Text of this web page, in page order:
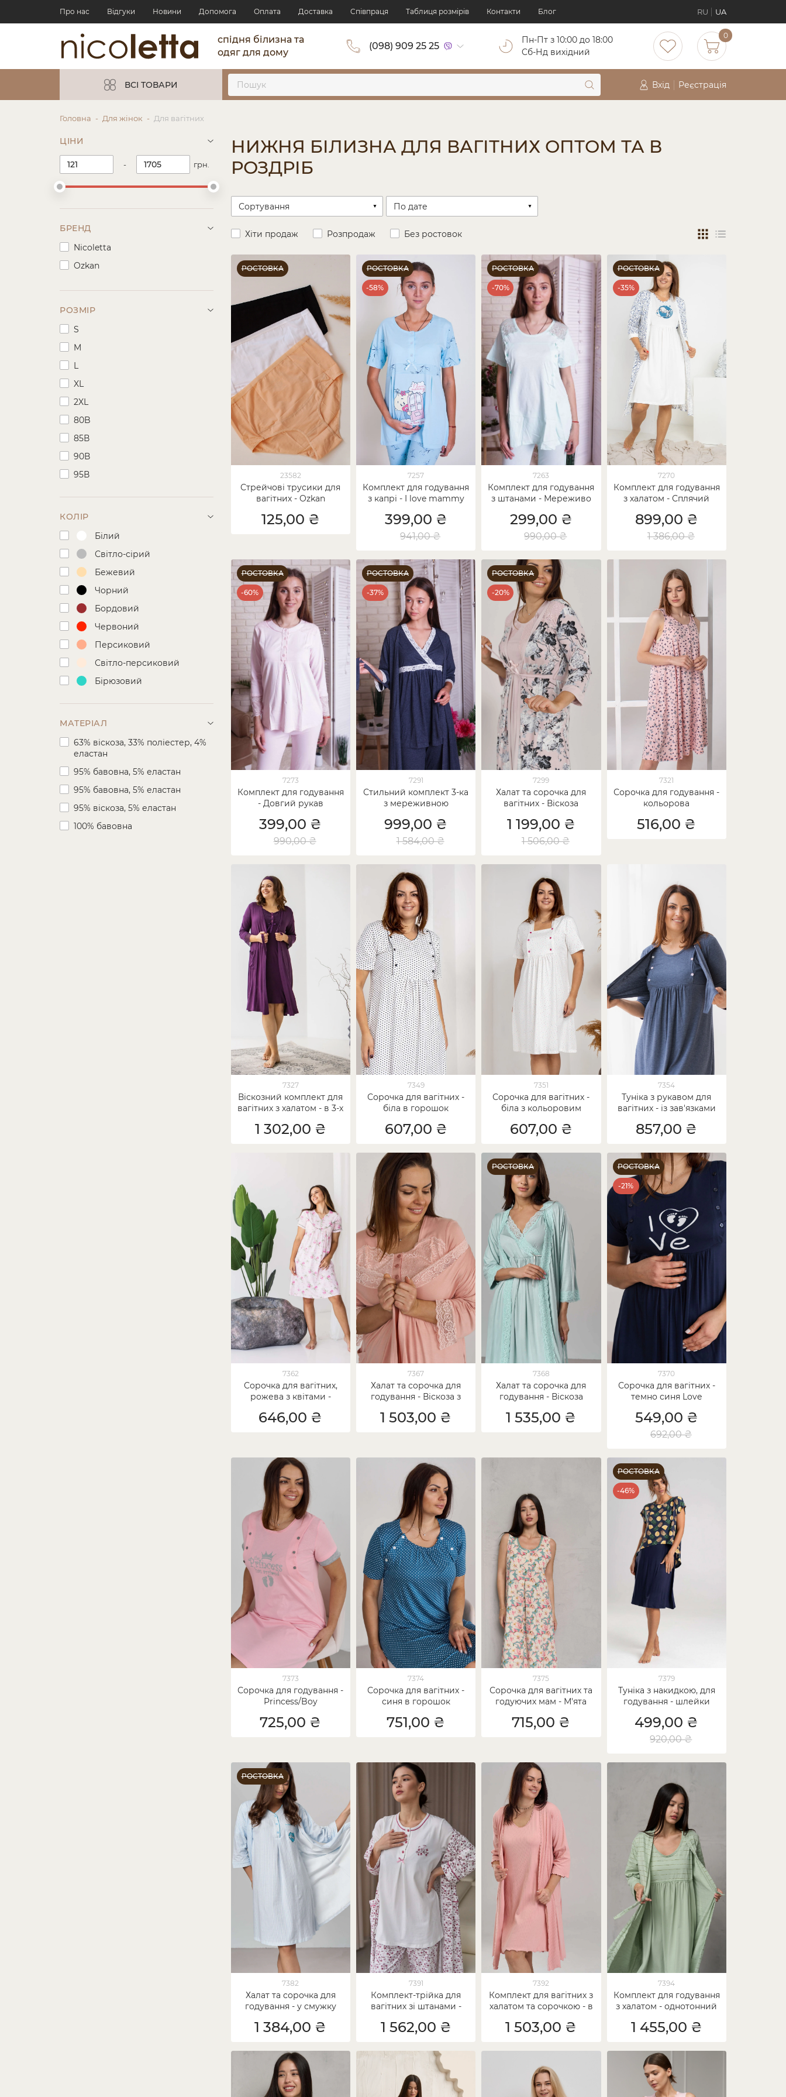
Про нас Відгуки Новини Допомога Оплата Доставка Cпівпраця Таблиця розмірів Контакти Блог RU UA
спідня білизна та
одяг для дому
(098) 909 25 25
Пн-Пт з 10:00 до 18:00
Cб-Нд вихідний
0
ВСІ ТОВАРИ Вхід Реєстрація
Головна Для жінок Для вагітних
ЦІНИ
- грн.
БРЕНД
Nicoletta
Ozkan
РОЗМІР
S
M
L
XL
2XL
80B
85В
90В
95В
КОЛІР
Білий
Світло-сірий
Бежевий
Чорний
Бордовий
Червоний
Персиковий
Світло-персиковий
Бірюзовий
Блакитний
Синій
Темно-синій
Баклажановий
Рожевий
МАТЕРІАЛ
63% віскоза, 33% поліестер, 4%
еластан
95% бавовна, 5% еластан
95% бавовна, 5% еластан
95% віскоза, 5% еластан
100% бавовна
НИЖНЯ БІЛИЗНА ДЛЯ ВАГІТНИХ ОПТОМ ТА В
РОЗДРІБ
Хіти продаж Розпродаж Без ростовок
РОСТОВКА
23582
Стрейчові трусики для
вагітних - Ozkan
125,00 ₴
РОСТОВКА
-58%
7257
Комплект для годування
з капрі - I love mammy
399,00 ₴
941,00 ₴
РОСТОВКА
-70%
7263
Комплект для годування
з штанами - Мереживо
299,00 ₴
990,00 ₴
РОСТОВКА
-35%
7270
Комплект для годування
з халатом - Сплячий
899,00 ₴
1 386,00 ₴
РОСТОВКА
-60%
7273
Комплект для годування
- Довгий рукав
399,00 ₴
990,00 ₴
РОСТОВКА
-37%
7291
Стильний комплект 3-ка
з мереживною
999,00 ₴
1 584,00 ₴
РОСТОВКА
-20%
7299
Халат та сорочка для
вагітних - Віскоза
1 199,00 ₴
1 506,00 ₴
7321
Сорочка для годування -
кольорова
516,00 ₴
7327
Віскозний комплект для
вагітних з халатом - в 3-х
1 302,00 ₴
7349
Сорочка для вагітних -
біла в горошок
607,00 ₴
7351
Сорочка для вагітних -
біла з кольоровим
607,00 ₴
7354
Туніка з рукавом для
вагітних - із зав'язками
857,00 ₴
7362
Сорочка для вагітних,
рожева з квітами -
646,00 ₴
7367
Халат та сорочка для
годування - Віскоза з
1 503,00 ₴
РОСТОВКА
7368
Халат та сорочка для
годування - Віскоза
1 535,00 ₴
РОСТОВКА
-21%
7370
Сорочка для вагітних -
темно синя Love
549,00 ₴
692,00 ₴
7373
Сорочка для годування -
Princess/Boy
725,00 ₴
7374
Сорочка для вагітних -
синя в горошок
751,00 ₴
7375
Сорочка для вагітних та
годуючих мам - М'ята
715,00 ₴
РОСТОВКА
-46%
7379
Туніка з накидкою, для
годування - шлейки
499,00 ₴
920,00 ₴
РОСТОВКА
7382
Халат та сорочка для
годування - у смужку
1 384,00 ₴
7391
Комплект-трійка для
вагітних зі штанами -
1 562,00 ₴
7392
Комплект для вагітних з
халатом та сорочкою - в
1 503,00 ₴
7394
Комплект для годування
з халатом - однотонний
1 455,00 ₴